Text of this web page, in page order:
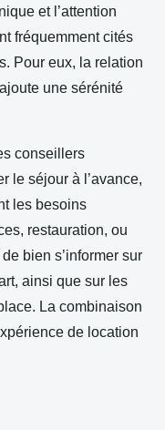
et l’attention
fréquemment cités
Pour eux, la relation
une sérénité
conseillers
le séjour à l’avance,
les besoins
restauration, ou
bien s’informer sur
ainsi que sur les
La combinaison
de location